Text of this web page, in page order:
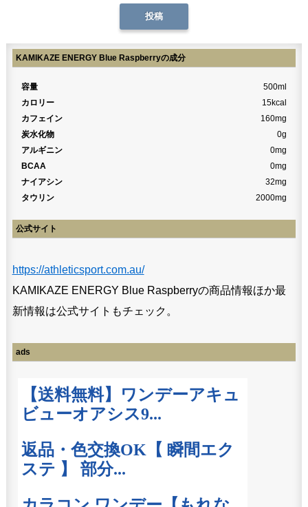
KAMIKAZE ENERGY Blue Raspberryの成分
容量
500ml
カロリー
15kcal
カフェイン
160mg
炭水化物
0g
アルギニン
0mg
BCAA
0mg
ナイアシン
32mg
タウリン
2000mg
公式サイト
https://athleticsport.com.au/
KAMIKAZE ENERGY Blue Raspberryの商品情報ほか最
新情報は公式サイトもチェック。
ads